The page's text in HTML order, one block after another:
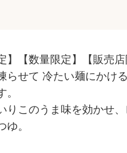
】【数量限定】【販売店
らせて 冷たい麺にかけ
。
りこのうま味を効かせ
ゆ。